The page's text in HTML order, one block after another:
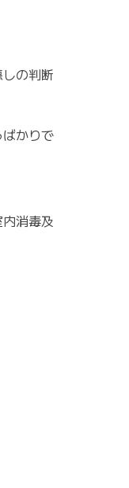
の判断
かりで
消毒及